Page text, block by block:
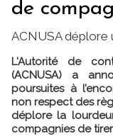
de
ACNUSA déplore
L'Autorité de
(ACNUSA) a
poursuites à
non respect des
déplore la
compagnies de